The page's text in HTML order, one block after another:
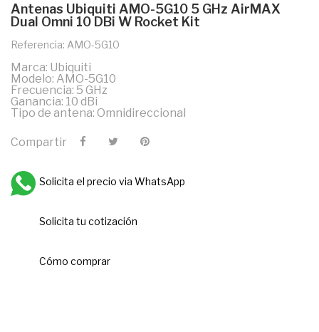
Antenas Ubiquiti AMO-5G10 5 GHz AirMAX
Dual Omni 10 DBi W Rocket Kit
Referencia: AMO-5G10
Marca: Ubiquiti
Modelo: AMO-5G10
Frecuencia: 5 GHz
Ganancia: 10 dBi
Tipo de antena: Omnidireccional
Compartir
Solicita el precio via WhatsApp
Solicita tu cotización
Cómo comprar